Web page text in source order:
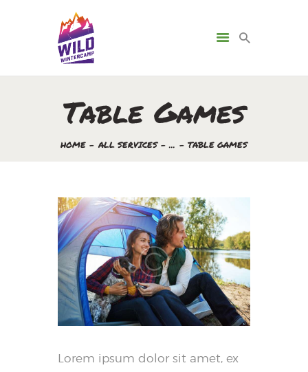
Table Games
HOME ALL SERVICES ... TABLE GAMES
Lorem ipsum dolor sit amet, ex